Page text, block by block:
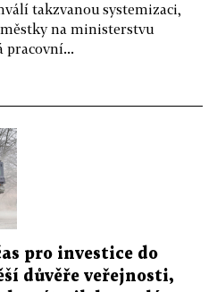
takzvanou systemizaci,
na ministerstvu
pracovní...
pro investice do
důvěře veřejnosti,